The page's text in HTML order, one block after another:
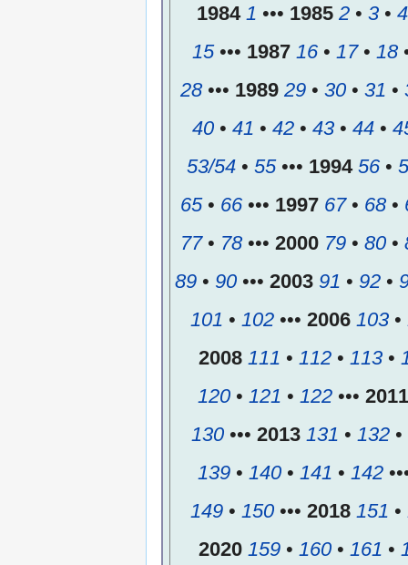
1984 1 ••• 1985 2• 3• 4
15••• 1987 16• 17• 18
28••• 1989 29• 30• 31 •
40• 41 • 42• 43• 44•
53/54• 55••• 1994 56•
65• 66••• 1997 67• 68•
77• 78••• 2000 79• 80•
89• 90••• 2003 91 • 92•
101 • 102••• 2006 103•
2008 111 • 112• 113•
120• 121 • 122••• 2011
130••• 2013 131 • 132•
139• 140• 141 • 142
149• 150••• 2018 151 •
2020 159• 160• 161 •